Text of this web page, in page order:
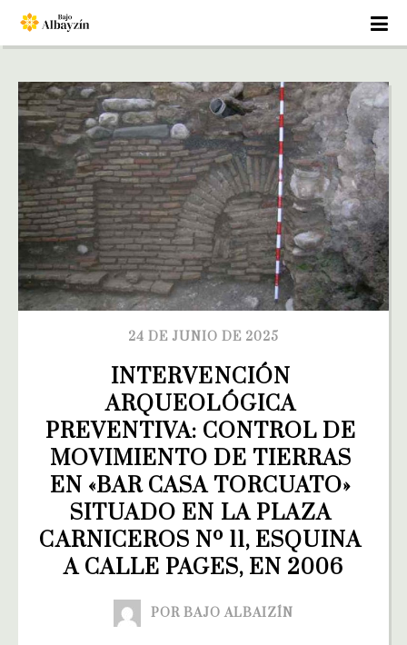
24 DE JUNIO DE 2025
INTERVENCIÓN
ARQUEOLÓGICA
PREVENTIVA: CONTROL DE
MOVIMIENTO DE TIERRAS
EN «BAR CASA TORCUATO»
SITUADO EN LA PLAZA
CARNICEROS Nº 11, ESQUINA
A CALLE PAGES, EN 2006
POR BAJO ALBAIZÍN